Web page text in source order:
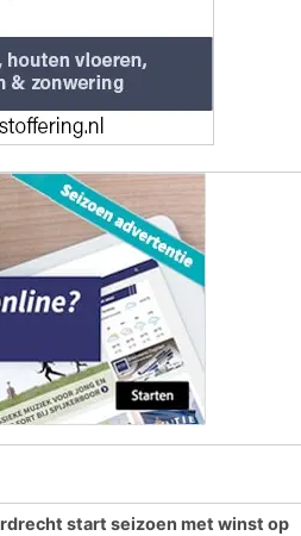
start seizoen met winst op